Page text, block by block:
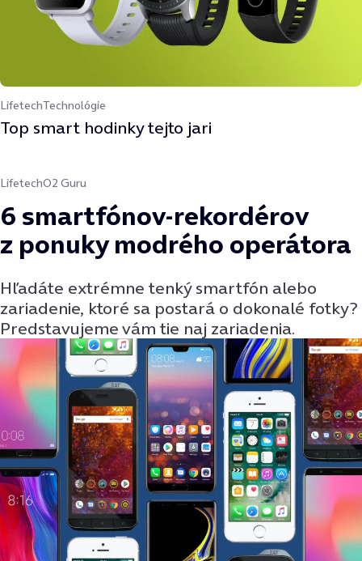
LifetechTechnológie
Top smart hodinky tejto jari
LifetechO2 Guru
6 smartfónov-rekordérov
z ponuky modrého operátora
Hľadáte extrémne tenký smartfón alebo
zariadenie, ktoré sa postará o dokonalé fotky?
Predstavujeme vám tie naj zariadenia.